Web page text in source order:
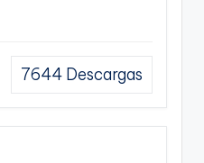
7644 Descargas